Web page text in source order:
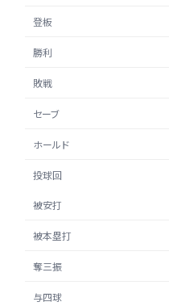
登板
勝利
敗戦
セーブ
ホールド
投球回
被安打
被本塁打
奪三振
与四球